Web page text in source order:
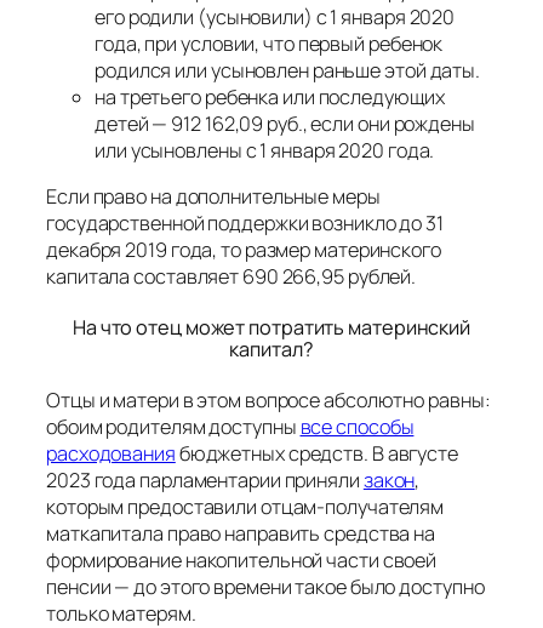
его родили (усыновили) с 1 января 2020
года, при условии, что первый ребенок
родился или усыновлен раньше этой даты.
на третьего ребенка или последующих
детей — 912 162,09 руб., если они рождены
или усыновлены с 1 января 2020 года.
Если право на дополнительные меры
государственной поддержки возникло до 31
декабря 2019 года, то размер материнского
капитала составляет 690 266,95 рублей.
На что отец может потратить материнский
капитал?
Отцы и матери в этом вопросе абсолютно равны:
обоим родителям доступны все способы
расходованиябюджетных средств. В августе
2023 года парламентарии принялизакон,
которым предоставили отцам-получателям
маткапитала право направить средства на
формирование накопительной части своей
пенсии — до этого времени такое было доступно
только матерям.